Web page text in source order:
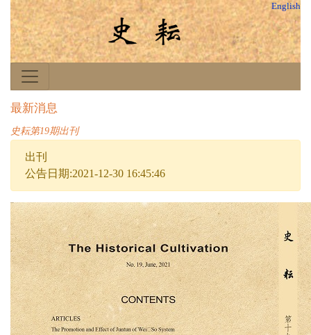
English
最新消息
史耘第19期出刊
出刊
公告日期:2021-12-30 16:45:46